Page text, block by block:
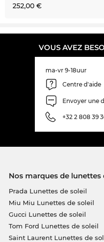
252,00 €
VOUS AVEZ
ma-vr 9-18uur
Centre d'aide
Envoyer une
+32 2 808 39
Nos marques de
Prada Lunettes de soleil
Miu Miu Lunettes de soleil
Gucci Lunettes de soleil
Tom Ford Lunettes de soleil
Saint Laurent Lunettes de